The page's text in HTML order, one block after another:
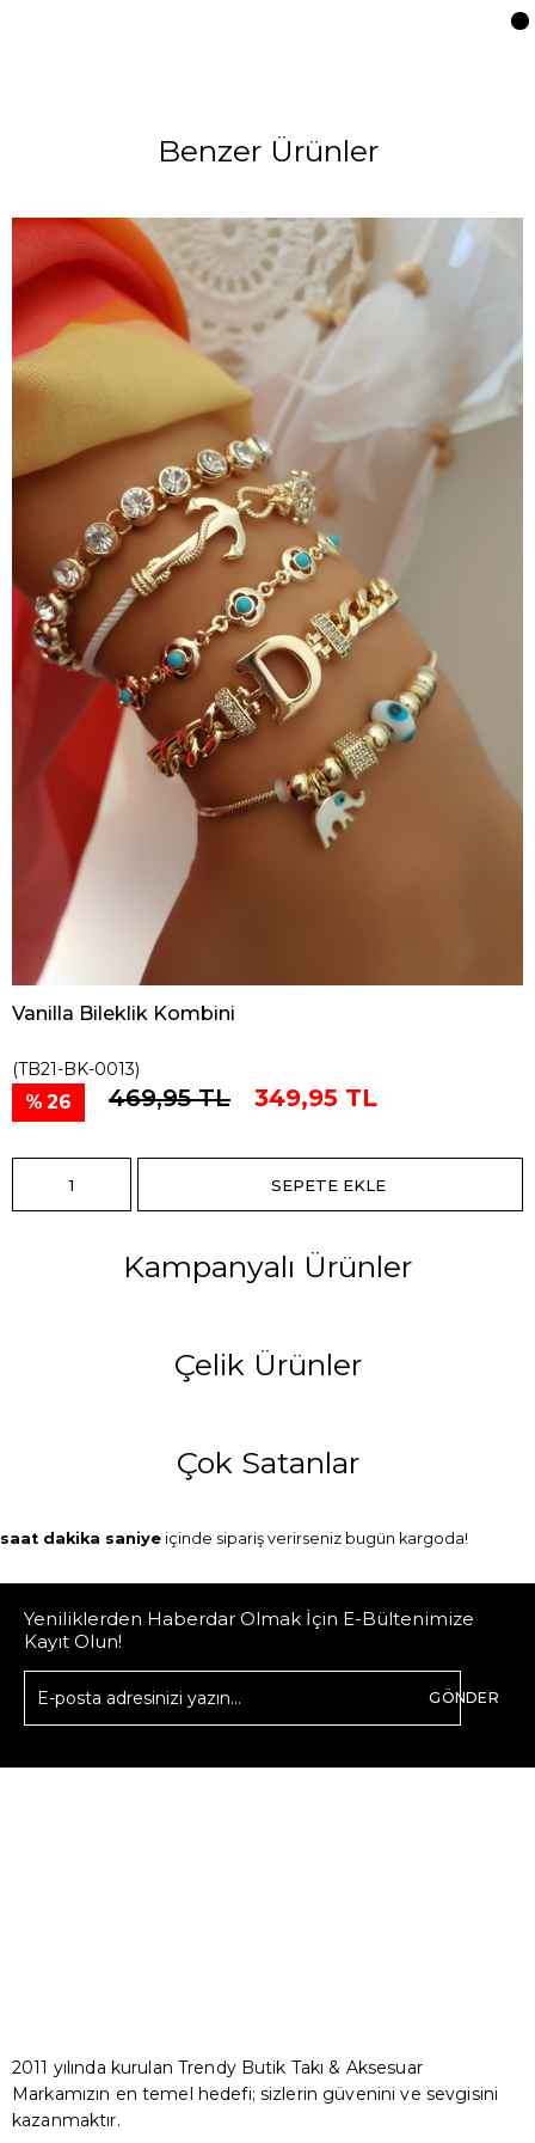
Benzer Ürünler
Vanilla Bileklik Kombini
(TB21-BK-0013)
26 469,95 TL 349,95 TL
Kampanyalı Ürünler
Çelik Ürünler
Çok Satanlar
saat dakika saniye içinde sipariş verirseniz bugün kargoda!
Yeniliklerden Haberdar Olmak İçin E-Bültenimize
Kayıt Olun!
GÖNDER
2011 yılında kurulan Trendy Butik Takı & Aksesuar
Markamızın en temel hedefi; sizlerin güvenini ve sevgisini
kazanmaktır.